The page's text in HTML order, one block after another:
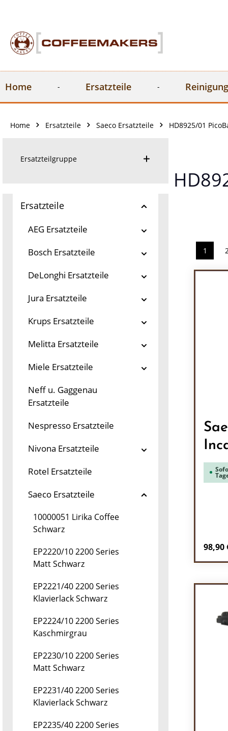
Home Ersatzteile
Home Ersatzteile Saeco Ersatzteile HD8925/01
Ersatzteilgruppe
Ersatzteile
AEG Ersatzteile
Bosch Ersatzteile
DeLonghi Ersatzteile
Jura Ersatzteile
Krups Ersatzteile
Melitta Ersatzteile
Miele Ersatzteile
Neff u. Gaggenau
Ersatzteile
Nespresso Ersatzteile
Nivona Ersatzteile
Rotel Ersatzteile
Saeco Ersatzteile
10000051 Lirika Coffee
Schwarz
EP2220/10 2200 Series
Matt Schwarz
EP2221/40 2200 Series
Klavierlack Schwarz
EP2224/10 2200 Series
Kaschmirgrau
EP2230/10 2200 Series
Matt Schwarz
EP2231/40 2200 Series
Klavierlack Schwarz
EP2235/40 2200 Series
Seite
1
98,90